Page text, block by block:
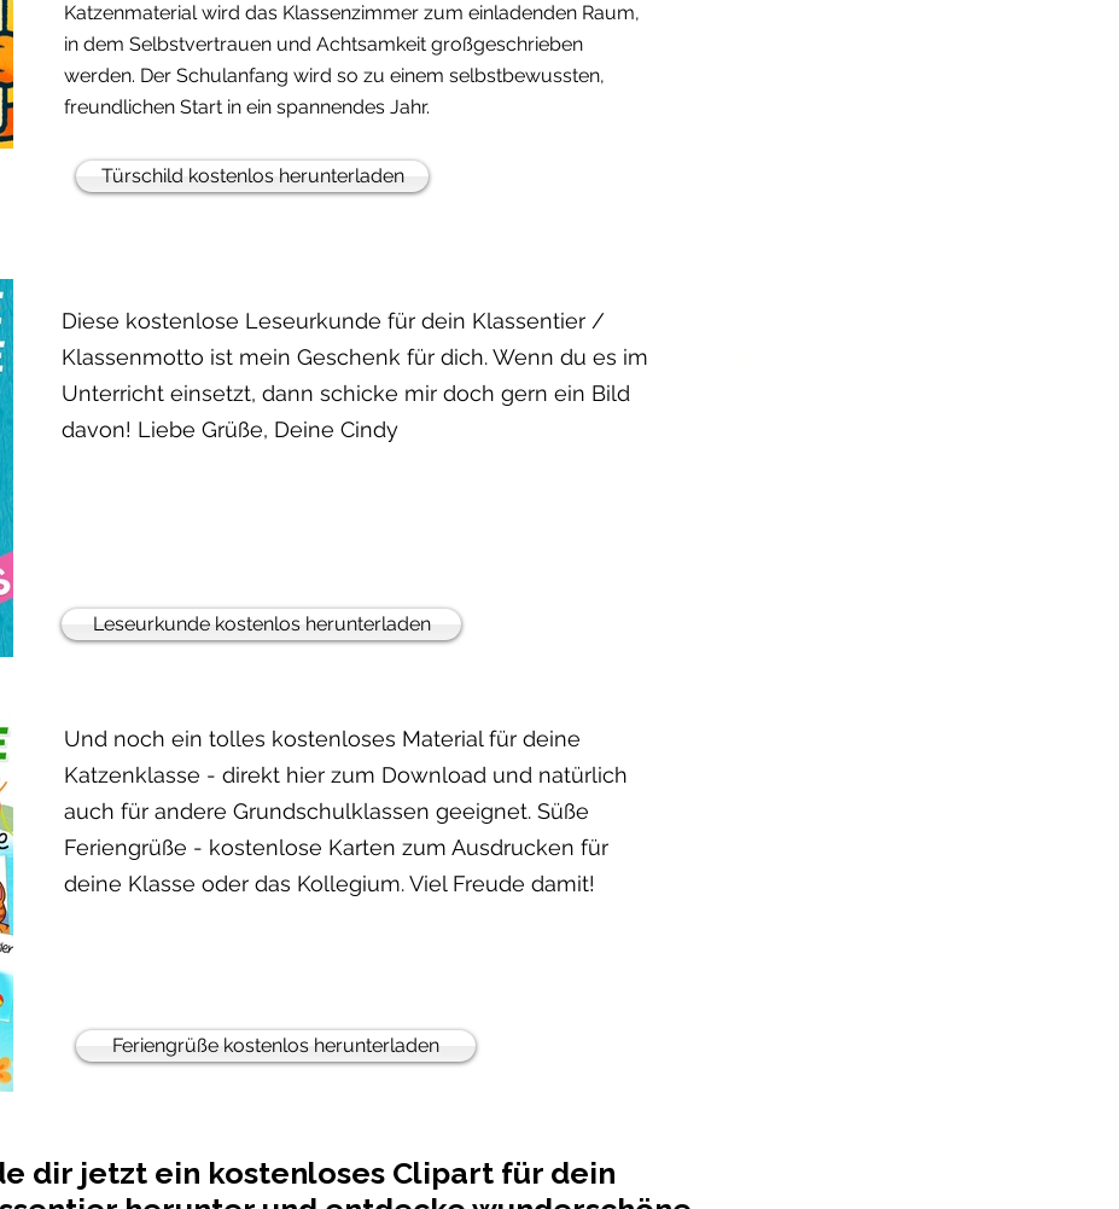
Katzenmaterial wird das Klassenzimmer zum einladenden Raum,
in dem Selbstvertrauen und Achtsamkeit großgeschrieben
werden. Der Schulanfang wird so zu einem selbstbewussten,
freundlichen Start in ein spannendes Jahr.
Türschild kostenlos herunterladen
Diese kostenlose Leseurkunde für dein Klassentier /
Klassenmotto ist mein Geschenk für dich. Wenn du es im
Unterricht einsetzt, dann schicke mir doch gern ein Bild
davon! Liebe Grüße, Deine Cindy
Leseurkunde kostenlos herunterladen
Und noch ein tolles kostenloses Material für deine
Katzenklasse - direkt hier zum Download und natürlich
auch für andere Grundschulklassen geeignet. Süße
Feriengrüße - kostenlose Karten zum Ausdrucken für
deine Klasse oder das Kollegium. Viel Freude damit!
Feriengrüße kostenlos herunterladen
dir jetzt ein kostenloses Clipart für dein